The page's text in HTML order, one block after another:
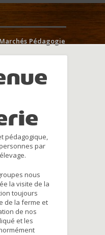
Marchés Pédagogie
pédagogique,
par
nous
la visite de la
toujours
de la ferme et
de nos
et les